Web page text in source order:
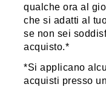
qualche ora al
che si adatti al
se non sei
acquisto.*
*Si applicano
acquisti presso